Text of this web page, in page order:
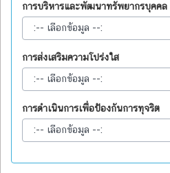
การบริหารและพัฒนาทรัพยากรบุคคล
การส่งเสริมความโปร่งใส
การดำเนินการเพื่อป้องกันการทุจริต